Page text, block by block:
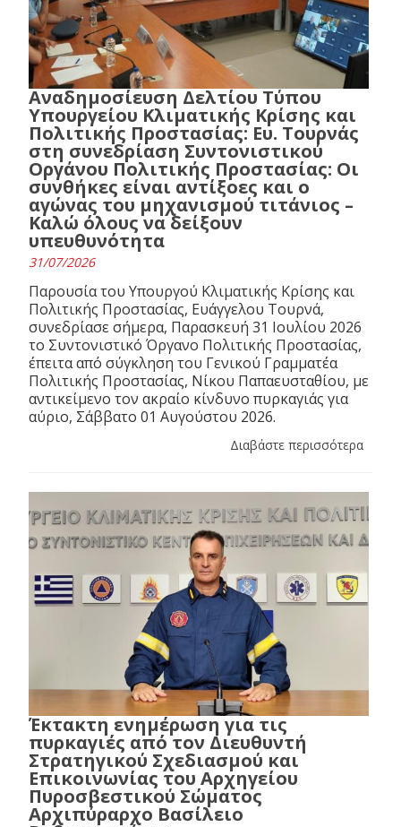
Αναδημοσίευση Δελτίου Τύπου
Υπουργείου Κλιματικής Κρίσης και
Πολιτικής Προστασίας: Ευ. Τουρνάς
στη συνεδρίαση Συντονιστικού
Οργάνου Πολιτικής Προστασίας: Οι
συνθήκες είναι αντίξοες και ο
αγώνας του μηχανισμού τιτάνιος –
Καλώ όλους να δείξουν
υπευθυνότητα
31/07/2026
Παρουσία του Υπουργού Κλιματικής Κρίσης και
Πολιτικής Προστασίας, Ευάγγελου Τουρνά,
συνεδρίασε σήμερα, Παρασκευή 31 Ιουλίου 2026
το Συντονιστικό Όργανο Πολιτικής Προστασίας,
έπειτα από σύγκληση του Γενικού Γραμματέα
Πολιτικής Προστασίας, Νίκου Παπαευσταθίου, με
αντικείμενο τον ακραίο κίνδυνο πυρκαγιάς για
αύριο, Σάββατο 01 Αυγούστου 2026.
Διαβάστε περισσότερα
Έκτακτη ενημέρωση για τις
πυρκαγιές από τον Διευθυντή
Στρατηγικού Σχεδιασμού και
Επικοινωνίας του Αρχηγείου
Πυροσβεστικού Σώματος
Αρχιπύραρχο Βασίλειο